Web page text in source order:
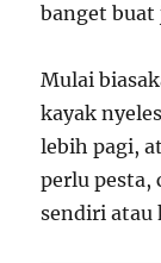
banget buat
Mulai
kayak
lebih pagi,
perlu pesta,
sendiri atau